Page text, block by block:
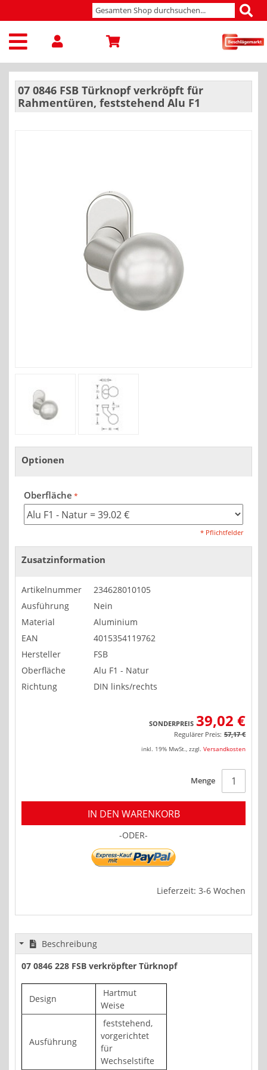
07 0846 FSB Türknopf verkröpft für
Rahmentüren, feststehend Alu F1
Optionen
Oberfläche
* Pflichtfelder
Zusatzinformation
Artikelnummer
234628010105
Ausführung
Nein
Material
Aluminium
EAN
4015354119762
Hersteller
FSB
Oberfläche
Alu F1 - Natur
Richtung
DIN links/rechts
SONDERPREIS 39,02 €
Regulärer Preis: 57,17 €
inkl. 19% MwSt., zzgl. Versandkosten
Menge
IN DEN WARENKORB
-ODER-
Lieferzeit: 3-6 Wochen
Beschreibung
07 0846 228 FSB verkröpfter Türknopf
Design
Hartmut
Weise
Ausführung
feststehend,
vorgerichtet
für
Wechselstifte